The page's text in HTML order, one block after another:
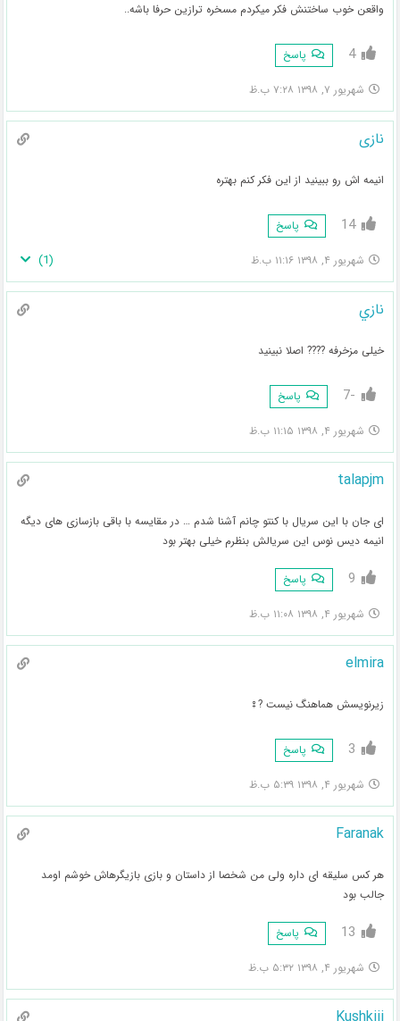
واقعن خوب ساختنش فکر میکردم مسخره ترازین حرفا باشه..
4 پاسخ
شهریور ۷, ۱۳۹۸ ۷:۲۸ ب.ظ
نازی
انیمه اش رو ببینید از این فکر کنم بهتره
14 پاسخ
شهریور ۴, ۱۳۹۸ ۱۱:۱۶ ب.ظ (
1
)
نازي
خیلی مزخرفه ???? اصلا نبینید
-7 پاسخ
شهریور ۴, ۱۳۹۸ ۱۱:۱۵ ب.ظ
talapjm
ای جان با این سریال با کنتو چانم آشنا شدم … در مقایسه با باقی بازسازی های دیگه
انیمه دیس نوس این سریالش بنظرم خیلی بهتر بود
9 پاسخ
شهریور ۴, ۱۳۹۸ ۱۱:۰۸ ب.ظ
elmira
زیرنویسش هماهنگ نیست ?‍♀️
3 پاسخ
شهریور ۴, ۱۳۹۸ ۵:۳۹ ب.ظ
Faranak
هر کس سلیقه ای داره ولی من شخصا از داستان و بازی بازیگرهاش خوشم اومد
جالب بود
13 پاسخ
شهریور ۴, ۱۳۹۸ ۵:۳۲ ب.ظ